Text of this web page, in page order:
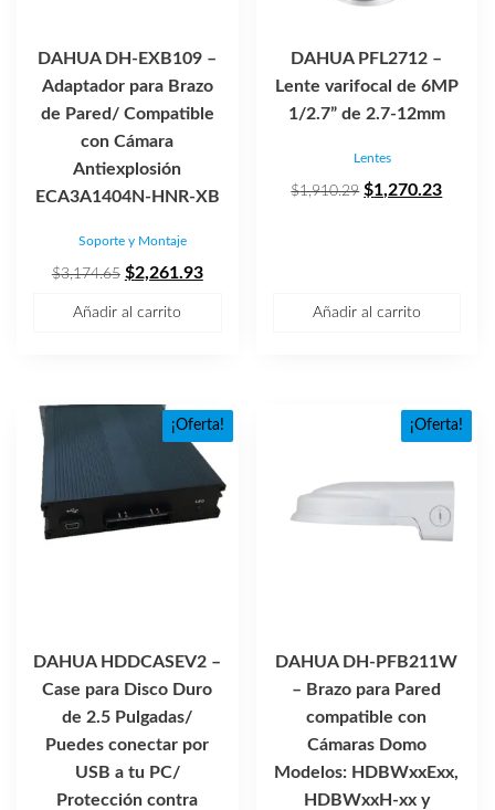
DAHUA DH-EXB109 –
Adaptador para Brazo
de Pared/ Compatible
con Cámara
Antiexplosión
ECA3A1404N-HNR-XB
Soporte y Montaje
$3,174.65 El
$2,261.93El
Añadir al carrito
DAHUA PFL2712 –
Lente varifocal de 6MP
1/2.7” de 2.7-12mm
Lentes
$1,910.29 El
$1,270.23El
Añadir al carrito
¡Oferta!
DAHUA HDDCASEV2 –
Case para Disco Duro
de 2.5 Pulgadas/
Puedes conectar por
USB a tu PC/
Protección contra
¡Oferta!
DAHUA DH-PFB211W
– Brazo para Pared
compatible con
Cámaras Domo
Modelos: HDBWxxExx,
HDBWxxH-xx y